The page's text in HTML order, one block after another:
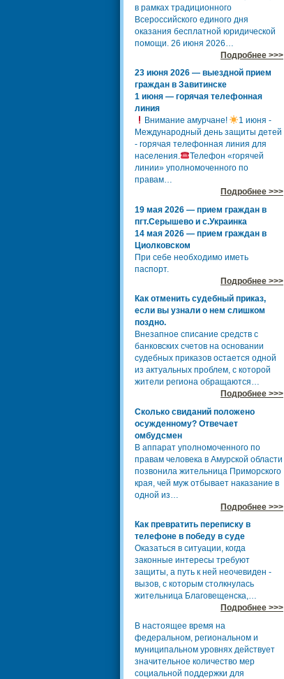
в рамках традиционного
Всероссийского единого дня
оказания бесплатной юридической
помощи. 26 июня 2026…
Подробнее >>>
23 июня 2026 — выездной прием
граждан в Завитинске
1 июня — горячая телефонная
линия
Внимание амурчане!
1 июня -
Международный день защиты детей
- горячая телефонная линия для
населения.
Телефон «горячей
линии» уполномоченного по
правам…
Подробнее >>>
19 мая 2026 — прием граждан в
пгт.Серышево и с.Украинка
14 мая 2026 — прием граждан в
Циолковском
При себе необходимо иметь
паспорт.
Подробнее >>>
Как отменить судебный приказ,
если вы узнали о нем слишком
поздно.
Внезапное списание средств с
банковских счетов на основании
судебных приказов остается одной
из актуальных проблем, с которой
жители региона обращаются…
Подробнее >>>
Сколько свиданий положено
осужденному? Отвечает
омбудсмен
В аппарат уполномоченного по
правам человека в Амурской области
позвонила жительница Приморского
края, чей муж отбывает наказание в
одной из…
Подробнее >>>
Как превратить переписку в
телефоне в победу в суде
Оказаться в ситуации, когда
законные интересы требуют
защиты, а путь к ней неочевиден -
вызов, с которым столкнулась
жительница Благовещенска,…
Подробнее >>>
В настоящее время на
федеральном, региональном и
муниципальном уровнях действует
значительное количество мер
социальной поддержки для